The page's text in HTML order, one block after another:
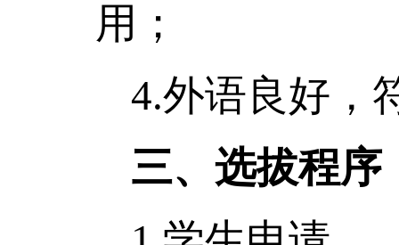
用；
4.外语良好，
三、选拔程序